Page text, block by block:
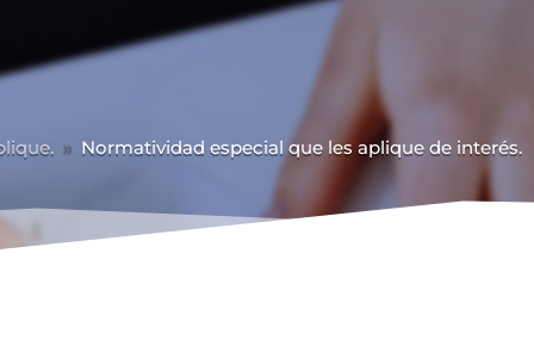
9 Normatividad especial que les aplique de interés.